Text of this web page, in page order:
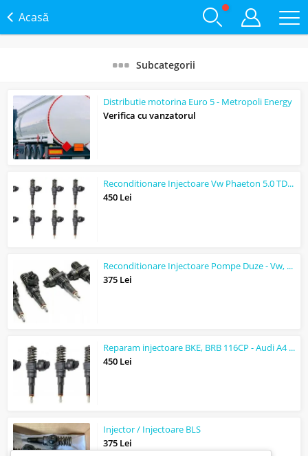
Acasă
Subcategorii
Distributie motorina Euro 5 - Metropoli Energy
Verifica cu vanzatorul
Reconditionare Injectoare Vw Phaeton 5.0 TDI Pompa Duza, cod 07Z130073H
450 Lei
Reconditionare Injectoare Pompe Duze - Vw, Audi, Skoda, Seat, Passat, Golf
375 Lei
Reparam injectoare BKE, BRB 116CP - Audi A4 1.9 TDI
450 Lei
Injector / Injectoare BLS
375 Lei